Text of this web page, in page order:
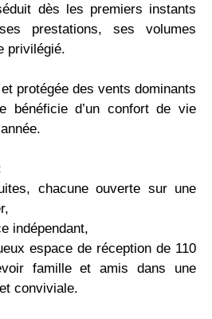
dès les premiers instants
prestations, ses volumes
privilégié.
protégée des vents dominants
bénéficie d’un confort de vie
chacune ouverte sur une
indépendant,
espace de réception de 110
famille et amis dans une
conviviale.